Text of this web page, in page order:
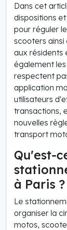
Dans cet
dispositions
pour réguler
scooters
aux résidents
également
respectent
application
utilisateurs
transactions,
nouvelles
transport
Qu'est-
à Paris ?
Le
organiser la
motos,